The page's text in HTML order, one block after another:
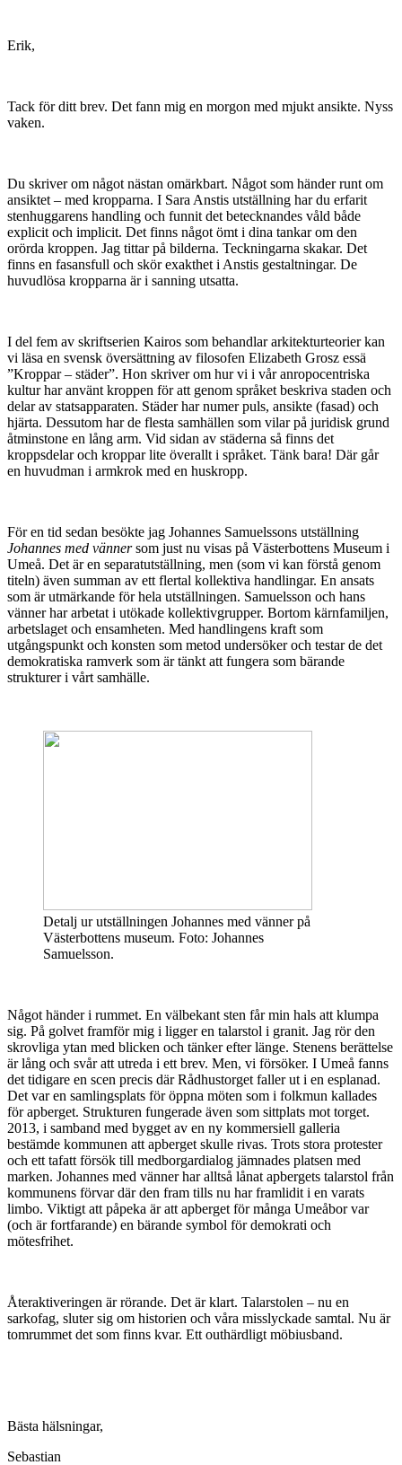
Erik,
Tack för ditt brev. Det fann mig en morgon med mjukt ansikte. Nyss
vaken.
Du skriver om något nästan omärkbart. Något som händer runt om
ansiktet – med kropparna. I Sara Anstis utställning har du erfarit
stenhuggarens handling och funnit det betecknandes våld både
explicit och implicit. Det finns något ömt i dina tankar om den
orörda kroppen. Jag tittar på bilderna. Teckningarna skakar. Det
finns en fasansfull och skör exakthet i Anstis gestaltningar. De
huvudlösa kropparna är i sanning utsatta.
I del fem av skriftserien Kairos som behandlar arkitekturteorier kan
vi läsa en svensk översättning av filosofen Elizabeth Grosz essä
”Kroppar – städer”. Hon skriver om hur vi i vår anropocentriska
kultur har använt kroppen för att genom språket beskriva staden och
delar av statsapparaten. Städer har numer puls, ansikte (fasad) och
hjärta. Dessutom har de flesta samhällen som vilar på juridisk grund
åtminstone en lång arm. Vid sidan av städerna så finns det
kroppsdelar och kroppar lite överallt i språket. Tänk bara! Där går
en huvudman i armkrok med en huskropp.
För en tid sedan besökte jag Johannes Samuelssons utställning
Johannes med vännersom just nu visas på Västerbottens Museum i
Umeå. Det är en separatutställning, men (som vi kan förstå genom
titeln) även summan av ett flertal kollektiva handlingar. En ansats
som är utmärkande för hela utställningen. Samuelsson och hans
vänner har arbetat i utökade kollektivgrupper. Bortom kärnfamiljen,
arbetslaget och ensamheten. Med handlingens kraft som
utgångspunkt och konsten som metod undersöker och testar de det
demokratiska ramverk som är tänkt att fungera som bärande
strukturer i vårt samhälle.
Detalj ur utställningen Johannes med vänner på
Västerbottens museum. Foto: Johannes
Samuelsson.
Något händer i rummet. En välbekant sten får min hals att klumpa
sig. På golvet framför mig i ligger en talarstol i granit. Jag rör den
skrovliga ytan med blicken och tänker efter länge. Stenens berättelse
är lång och svår att utreda i ett brev. Men, vi försöker. I Umeå fanns
det tidigare en scen precis där Rådhustorget faller ut i en esplanad.
Det var en samlingsplats för öppna möten som i folkmun kallades
för apberget. Strukturen fungerade även som sittplats mot torget.
2013, i samband med bygget av en ny kommersiell galleria
bestämde kommunen att apberget skulle rivas. Trots stora protester
och ett tafatt försök till medborgardialog jämnades platsen med
marken. Johannes med vänner har alltså lånat apbergets talarstol från
kommunens förvar där den fram tills nu har framlidit i en varats
limbo. Viktigt att påpeka är att apberget för många Umeåbor var
(och är fortfarande) en bärande symbol för demokrati och
mötesfrihet.
Återaktiveringen är rörande. Det är klart. Talarstolen – nu en
sarkofag, sluter sig om historien och våra misslyckade samtal. Nu är
tomrummet det som finns kvar. Ett outhärdligt möbiusband.
Bästa hälsningar,
Sebastian